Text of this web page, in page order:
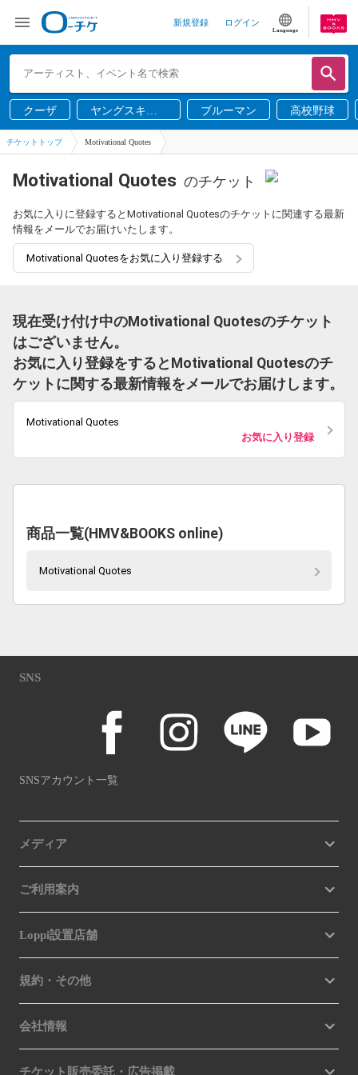
新規登録 ログイン
Language
クーザ
ヤングスキニ
ー
ブルーマン 高校野球
チケットトップ Motivational Quotes
Motivational Quotes のチケット
お気に入りに登録するとMotivational Quotesのチケットに関連する最新
情報をメールでお届けいたします。
Motivational Quotesをお気に入り登録する
現在受け付け中のMotivational Quotesのチケット
はございません。
お気に入り登録をするとMotivational Quotesのチ
ケットに関する最新情報をメールでお届けします。
Motivational Quotes
お気に入り登録
商品一覧(HMV&BOOKS online)
Motivational Quotes
SNS
SNSアカウント一覧
メディア
ご利用案内
Loppi設置店舗
規約・その他
会社情報
チケット販売委託・広告掲載